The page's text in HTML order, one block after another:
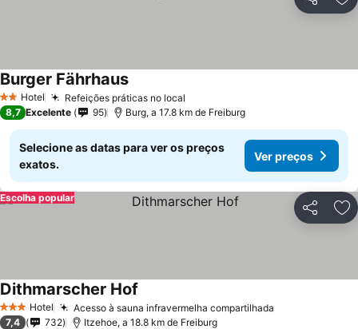
Partilhar
2 Estrelas
Hotel Refeições práticas no local
Burger Fährhaus
8,7 Excelente 95 Burg, a 17.8 km de Freiburg
Selecione as datas para ver os preços
exatos.
Ver preços
Partilhar
Escolha popular
3 EstrelasHotel Acesso à sauna infravermelha compartilhada
Dithmarscher Hof
7,4 732 Itzehoe, a 18.8 km de Freiburg